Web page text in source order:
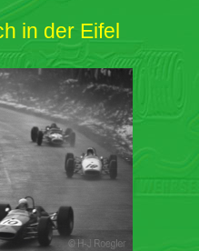
in der Eifel